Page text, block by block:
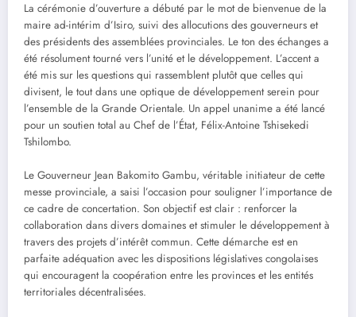
La cérémonie d’ouverture a débuté par le mot de bienvenue de la
maire ad-intérim d’Isiro, suivi des allocutions des gouverneurs et
des présidents des assemblées provinciales. Le ton des échanges a
été résolument tourné vers l’unité et le développement. L’accent a
été mis sur les questions qui rassemblent plutôt que celles qui
divisent, le tout dans une optique de développement serein pour
l’ensemble de la Grande Orientale. Un appel unanime a été lancé
pour un soutien total au Chef de l’État, Félix-Antoine Tshisekedi
Tshilombo.
Le Gouverneur Jean Bakomito Gambu, véritable initiateur de cette
messe provinciale, a saisi l’occasion pour souligner l’importance de
ce cadre de concertation. Son objectif est clair : renforcer la
collaboration dans divers domaines et stimuler le développement à
travers des projets d’intérêt commun. Cette démarche est en
parfaite adéquation avec les dispositions législatives congolaises
qui encouragent la coopération entre les provinces et les entités
territoriales décentralisées.